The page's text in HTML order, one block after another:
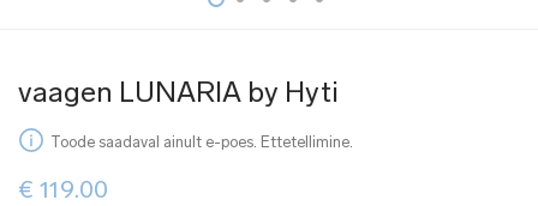
vaagen LUNARIA by Hyti
Toode saadaval ainult e-poes. Ettetellimine.
€ 119.00